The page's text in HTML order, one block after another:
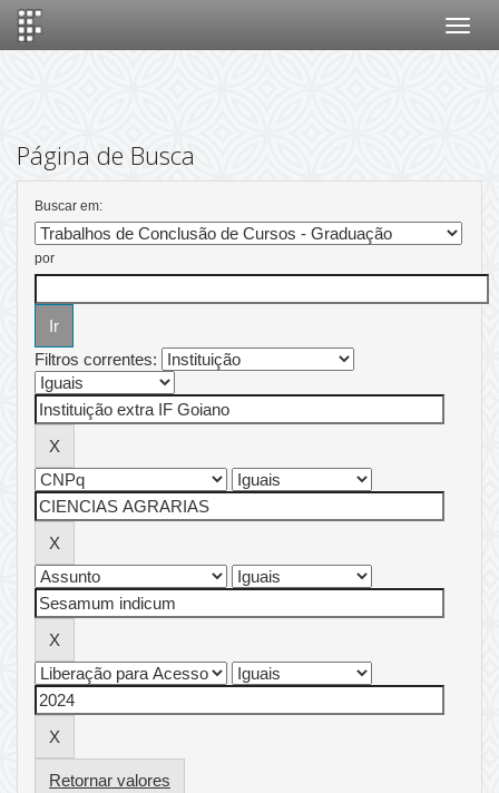
Página de Busca
Buscar em:
por
Filtros correntes:
Retornar valores